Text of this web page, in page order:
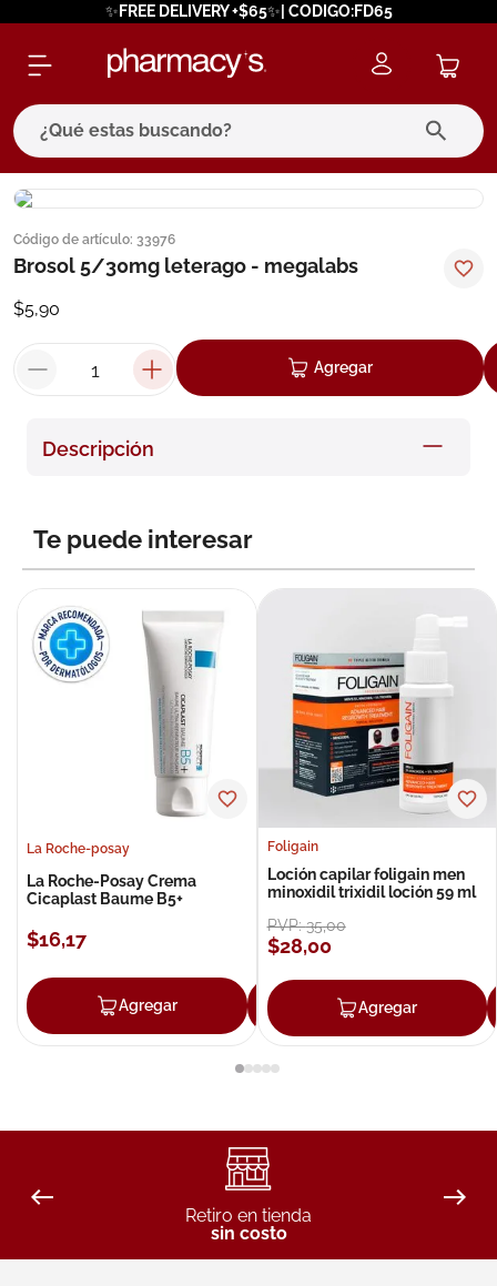
✨FREE DELIVERY +$65✨| CODIGO:FD65
¿Qué estas buscando?
Código de artículo: 33976
Brosol 5/30mg leterago - megalabs
$5,90
Agregar
Descripción
Te puede interesar
La Roche-posay
La Roche-Posay Crema
Cicaplast Baume B5+
$16,17
Agregar Agregar
Foligain
Loción capilar foligain men
minoxidil trixidil loción 59 ml
PVP:35,00
$28,00
Agregar
Retiro en tienda
sin costo
términos más buscados
1. eucerin
pilexil
5. cerave
6 degraler
10.pañales